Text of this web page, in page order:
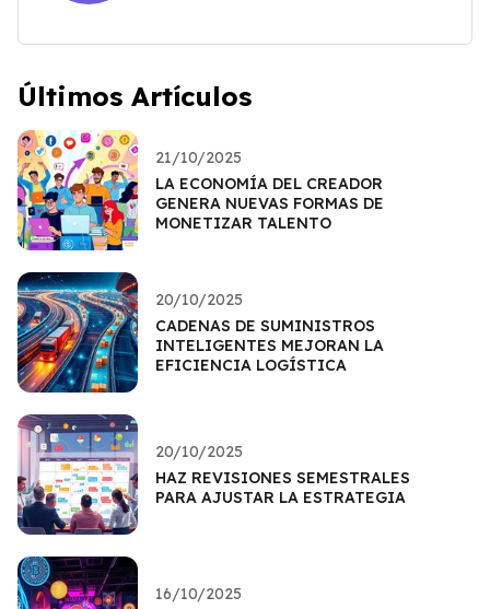
Últimos Artículos
21/10/2025
LA ECONOMÍA DEL CREADOR
GENERA NUEVAS FORMAS DE
MONETIZAR TALENTO
20/10/2025
CADENAS DE SUMINISTROS
INTELIGENTES MEJORAN LA
EFICIENCIA LOGÍSTICA
20/10/2025
HAZ REVISIONES SEMESTRALES
PARA AJUSTAR LA ESTRATEGIA
16/10/2025